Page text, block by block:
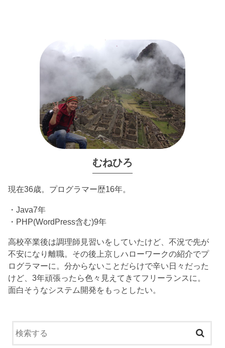
むねひろ
現在36歳。プログラマー歴16年。
・Java7年
・PHP(WordPress含む)9年
高校卒業後は調理師見習いをしていたけど、不況で先が
不安になり離職。その後上京しハローワークの紹介でプ
ログラマーに。分からないことだらけで辛い日々だった
けど、3年頑張ったら色々見えてきてフリーランスに。
面白そうなシステム開発をもっとしたい。